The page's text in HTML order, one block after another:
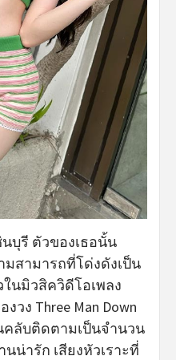
บุรี ตัวของเธอนั้น
มสามารถที่โด่งดังเป็น
นมิวสิควิดีโอเพลง
งวง Three Man Down
คลับติดตามเป็นจำนวน
น่ารัก เสียงหัวเราะที่